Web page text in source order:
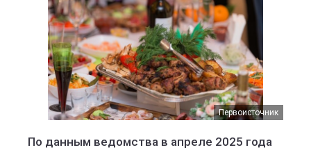
Первоисточник
По данным ведомства в апреле 2025 года